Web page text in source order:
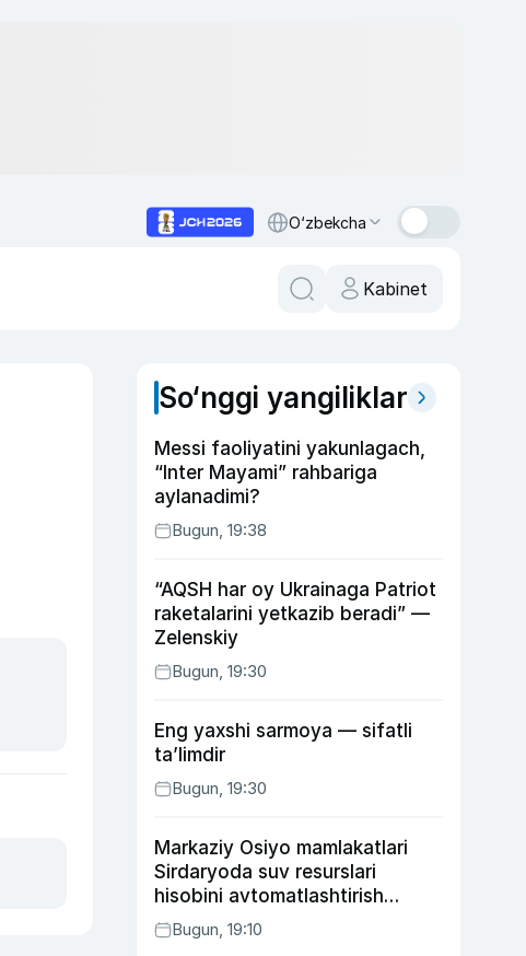
O‘zbekcha
Kabinet
So‘nggi yangiliklar
Messi faoliyatini yakunlagach,
“Inter Mayami” rahbariga
aylanadimi?
Bugun, 19:38
“AQSH har oy Ukrainaga Patriot
raketalarini yetkazib beradi” —
Zelenskiy
Bugun, 19:30
Eng yaxshi sarmoya — sifatli
ta’limdir
Bugun, 19:30
Markaziy Osiyo mamlakatlari
Sirdaryoda suv resurslari
hisobini avtomatlashtirish
rejasini ishlab chiqishni
ma’qulladi
Bugun, 19:10